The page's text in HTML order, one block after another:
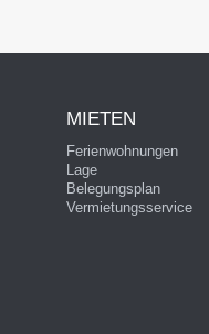
MIETEN
Ferienwohnungen
Lage
Belegungsplan
Vermietungsservice